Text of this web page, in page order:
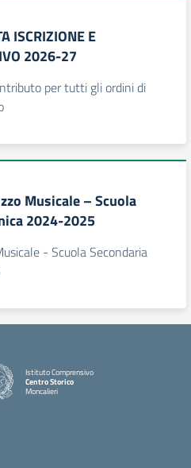
ISCRIZIONE E
2026-27
per tutti gli ordini di
Musicale – Scuola
2024-2025
- Scuola Secondaria
Istituto Comprensivo
Centro Storico
Moncalieri